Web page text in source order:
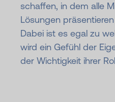
schaffen, in dem alle
Lösungen
Dabei ist es egal zu
wird ein Gefühl der
der Wichtigkeit ihrer